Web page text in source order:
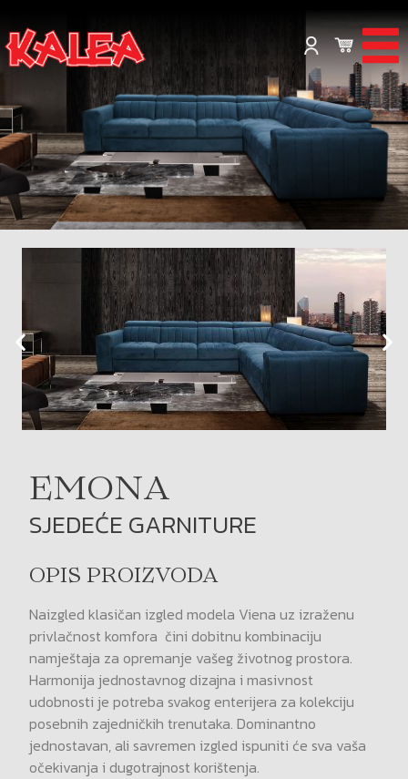
EMONA
SJEDEĆE GARNITURE
OPIS PROIZVODA
Naizgled klasičan izgled modela Viena uz izraženu
privlačnost komfora čini dobitnu kombinaciju
namještaja za opremanje vašeg životnog prostora.
Harmonija jednostavnog dizajna i masivnost
udobnosti je potreba svakog enterijera za kolekciju
posebnih zajedničkih trenutaka. Dominantno
jednostavan, ali savremen izgled ispuniti će sva vaša
očekivanja i dugotrajnost korištenja.